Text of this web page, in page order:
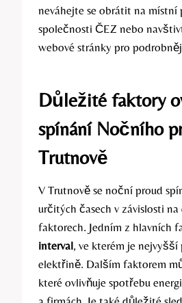
neváhejte se obrátit na místní
společnosti ČEZ nebo
webové stránky pro
Důležité faktory
spínání Nočního
Trutnově
V Trutnově se noční proud
určitých časech v závislosti
faktorech. Jedním z hlavních
interval, ve kterém je nejvyšší
elektřině. Dalším faktorem
které ovlivňuje spotřebu